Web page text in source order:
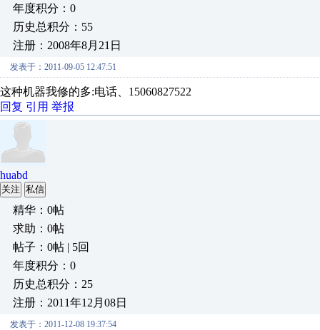
年度积分：0
历史总积分：55
注册：2008年8月21日
发表于：2011-09-05 12:47:51
这种机器我修的多:电话、15060827522
回复 引用 举报
huabd
关注 私信
精华：0帖
求助：0帖
帖子：0帖 | 5回
年度积分：0
历史总积分：25
注册：2011年12月08日
发表于：2011-12-08 19:37:54